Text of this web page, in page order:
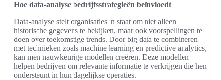
Hoe data-analyse bedrijfsstrategieën beïnvloedt
Data-analyse stelt organisaties in staat om niet alleen
historische gegevens te bekijken, maar ook voorspellingen te
doen over toekomstige trends. Door big data te combineren
met technieken zoals machine learning en predictive analytics,
kan men nauwkeurige modellen creëren. Deze modellen
helpen bedrijven om relevante informatie te verkrijgen die hen
ondersteunt in hun dagelijkse operaties.